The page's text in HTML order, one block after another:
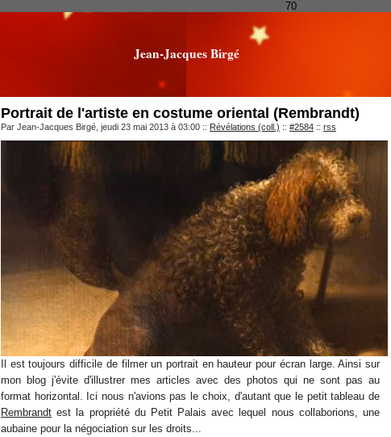
70
Jean-Jacques Birgé
Portrait de l'artiste en costume oriental (Rembrandt)
Par Jean-Jacques Birgé, jeudi 23 mai 2013 à 03:00 :: Révélations (coll.) :: #2584 :: rss
Il est toujours difficile de filmer un portrait en hauteur pour écran large. Ainsi sur
mon blog j'évite d'illustrer mes articles avec des photos qui ne sont pas au
format horizontal. Ici nous n'avions pas le choix, d'autant que le petit tableau de
Rembrandt est la propriété du Petit Palais avec lequel nous collaborions, une
aubaine pour la négociation sur les droits...